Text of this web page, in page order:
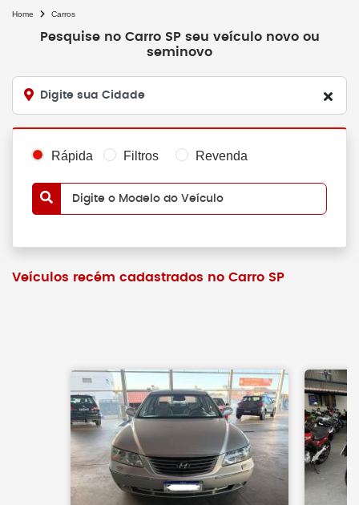
Home Carros
Pesquise no Carro SP seu veículo novo ou
seminovo
Digite sua Cidade
Rápida Filtros Revenda
Digite o Modelo do Veículo
Veículos recém cadastrados no Carro SP